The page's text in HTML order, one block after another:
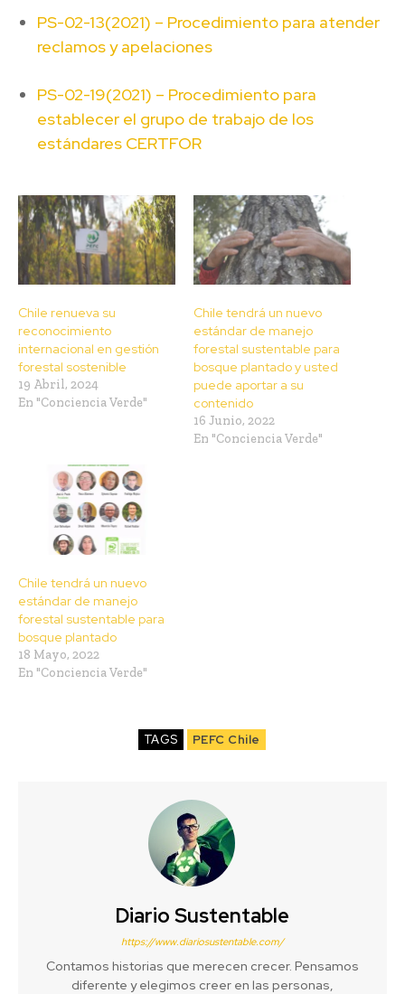
PS-02-13(2021) – Procedimiento para atender
reclamos y apelaciones
PS-02-19(2021) – Procedimiento para
establecer el grupo de trabajo de los
estándares CERTFOR
Chile renueva su
reconocimiento
internacional en gestión
forestal sostenible
19 Abril, 2024
En "Conciencia Verde"
Chile tendrá un nuevo
estándar de manejo
forestal sustentable para
bosque plantado y usted
puede aportar a su
contenido
16 Junio, 2022
En "Conciencia Verde"
Chile tendrá un nuevo
estándar de manejo
forestal sustentable para
bosque plantado
18 Mayo, 2022
En "Conciencia Verde"
TAGS PEFC Chile
Diario Sustentable
https://www.diariosustentable.com/
Contamos historias que merecen crecer. Pensamos
diferente y elegimos creer en las personas,